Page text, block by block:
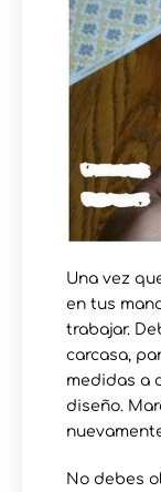
Una vez
en tus
trabajar.
carcasa,
medidas a
diseño.
No debes